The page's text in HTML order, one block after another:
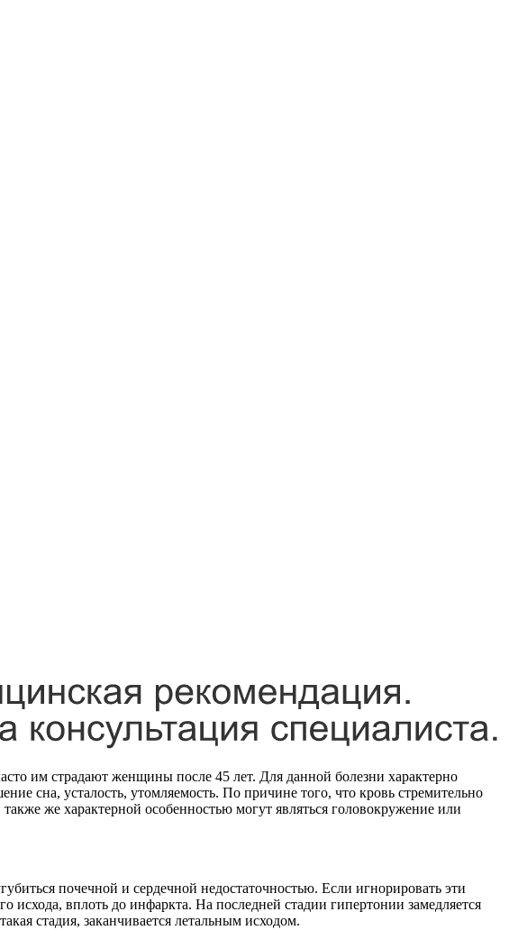
им страдают женщины после 45 лет. Для данной болезни характерно
сна, усталость, утомляемость. По причине того, что кровь стремительно
же характерной особенностью могут являться головокружение или
почечной и сердечной недостаточностью. Если игнорировать эти
вплоть до инфаркта. На последней стадии гипертонии замедляется
стадия, заканчивается летальным исходом.